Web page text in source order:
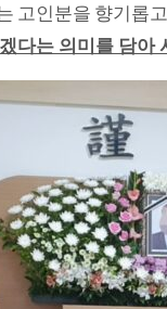
고인분을 향기롭고
다는 의미를 담아